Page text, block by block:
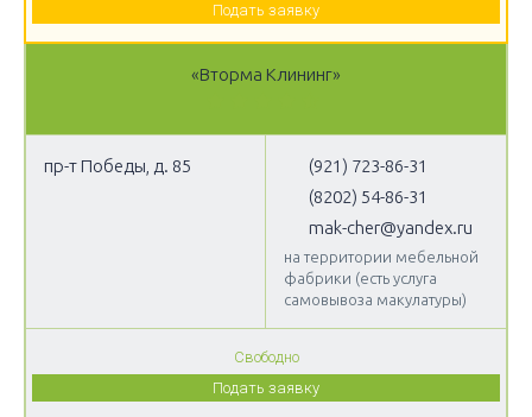
Подать заявку
«Вторма Клининг»
пр-т Победы, д. 85
(921) 723-86-31
(8202) 54-86-31
mak-cher@yandex.ru
на территории мебельной
фабрики (есть услуга
самовывоза макулатуры)
Свободно
Подать заявку